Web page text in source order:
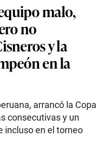
malo,
no
y la
en la
arrancó la Copa
consecutivas y un
incluso en el torneo